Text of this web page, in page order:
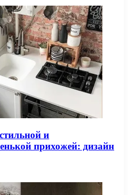
и
прихожей: дизайн